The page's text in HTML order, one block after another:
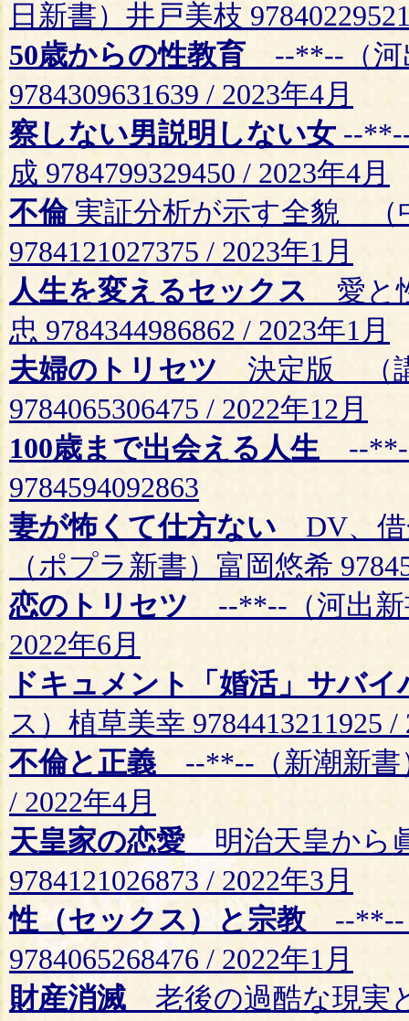
日新書）井戸美枝
50歳からの性教育 --**--（河
9784309631639 / 2023年4月
察しない男説明しない女 --
成 9784799329450 / 2023年4月
不倫実証分析が示す全貌 （
9784121027375 / 2023年1月
人生を変えるセックス 愛と
忠 9784344986862 / 2023年1月
夫婦のトリセツ 決定版 （講
9784065306475 / 2022年12月
100歳まで出会える人生 --**--
9784594092863
妻が怖くて仕方ない DV、借
（ポプラ新書）富岡悠希
恋のトリセツ --**--（河出新
2022年6月
ドキュメント「婚活」サバイ
ス）植草美幸 9784413211925 /
不倫と正義 --**--（新潮新書
/ 2022年4月
天皇家の恋愛 明治天皇から
9784121026873 / 2022年3月
性（セックス）と宗教 --**--
9784065268476 / 2022年1月
財産消滅 老後の過酷な現実